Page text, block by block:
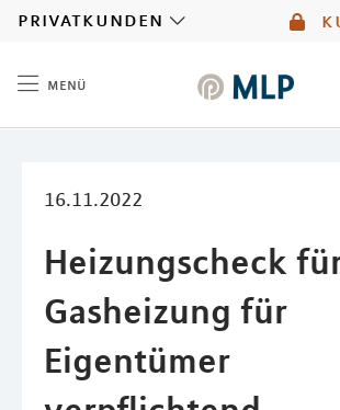
privatkunden
menü
16.11.2022
Heizungscheck
Gasheizung für
Eigentümer